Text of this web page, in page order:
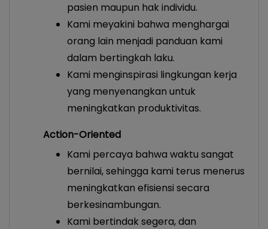
pasien maupun hak individu.
Kami meyakini bahwa menghargai
orang lain menjadi panduan kami
dalam bertingkah laku.
Kami menginspirasi lingkungan kerja
yang menyenangkan untuk
meningkatkan produktivitas.
Action-Oriented
Kami percaya bahwa waktu sangat
bernilai, sehingga kami terus menerus
meningkatkan efisiensi secara
berkesinambungan.
Kami bertindak segera, dan